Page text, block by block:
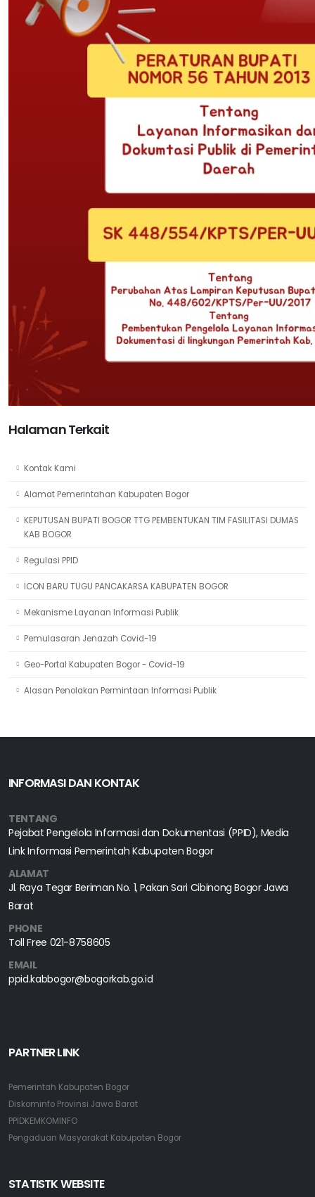
Halaman Terkait
Kontak Kami
Alamat Pemerintahan Kabupaten Bogor
KEPUTUSAN BUPATI BOGOR TTG PEMBENTUKAN TIM FASILITASI DUMAS
KAB BOGOR
Regulasi PPID
ICON BARU TUGU PANCAKARSA KABUPATEN BOGOR
Mekanisme Layanan Informasi Publik
Pemulasaran Jenazah Covid-19
Geo-Portal Kabupaten Bogor - Covid-19
Alasan Penolakan Permintaan Informasi Publik
INFORMASI DAN KONTAK
TENTANG
Pejabat Pengelola Informasi dan Dokumentasi (PPID), Media
Link Informasi Pemerintah Kabupaten Bogor
ALAMAT
Jl. Raya Tegar Beriman No. 1, Pakan Sari Cibinong Bogor Jawa
Barat
PHONE
Toll Free 021-8758605
EMAIL
ppid.kabbogor@bogorkab.go.id
PARTNER LINK
Pemerintah Kabupaten Bogor
Diskominfo Provinsi Jawa Barat
PPIDKEMKOMINFO
Pengaduan Masyarakat Kabupaten Bogor
STATISTK WEBSITE